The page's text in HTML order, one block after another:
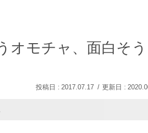
オモチャ、面白そう
2017.07.17